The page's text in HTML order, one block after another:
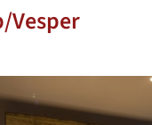
Vesper